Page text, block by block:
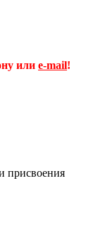
или e-mail!
присвоения